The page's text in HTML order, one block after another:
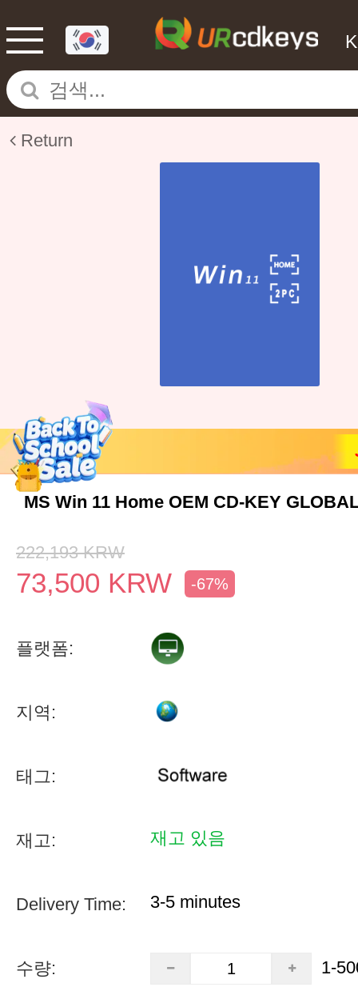
Return
MS Win 11 Home OEM CD-KEY
222,193 KRW
73,500 KRW -67%
플랫폼:
지역:
태그:
재고: 재고 있음
Delivery Time: 3-5 minutes
수량: 1-